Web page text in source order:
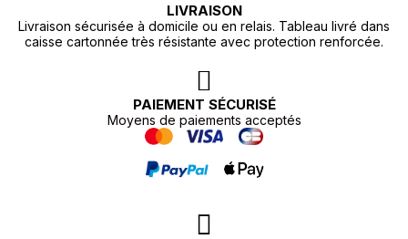
LIVRAISON
Livraison sécurisée à domicile ou en relais. Tableau livré dans
caisse cartonnée très résistante avec protection renforcée.
PAIEMENT SÉCURISÉ
Moyens de paiements acceptés